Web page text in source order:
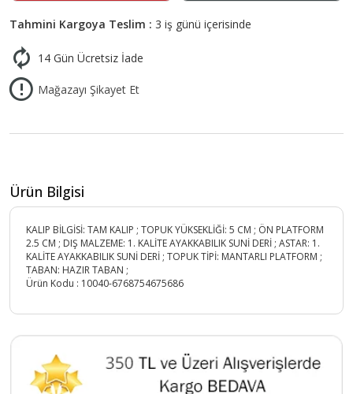
Tahmini Kargoya Teslim : 3 iş günü içerisinde
14 Gün Ücretsiz İade
Mağazayı Şikayet Et
Ürün Bilgisi
KALIP BİLGİSİ: TAM KALIP ; TOPUK YÜKSEKLİĞİ: 5 CM ; ÖN PLATFORM
2.5 CM ; DIŞ MALZEME: 1. KALİTE AYAKKABILIK SUNİ DERİ ; ASTAR: 1.
KALİTE AYAKKABILIK SUNİ DERİ ; TOPUK TİPİ: MANTARLI PLATFORM ;
TABAN: HAZIR TABAN ;
Ürün Kodu : 10040-6768754675686